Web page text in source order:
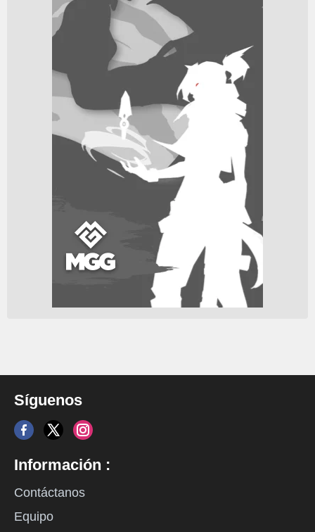
Síguenos
Información :
Contáctanos
Equipo